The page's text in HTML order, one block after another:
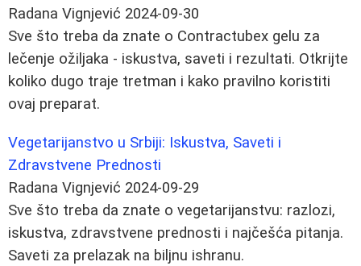
Radana Vignjević 2024-09-30
Sve što treba da znate o Contractubex gelu za
lečenje ožiljaka - iskustva, saveti i rezultati. Otkrijte
koliko dugo traje tretman i kako pravilno koristiti
ovaj preparat.
Vegetarijanstvo u Srbiji: Iskustva, Saveti i
Zdravstvene Prednosti
Radana Vignjević 2024-09-29
Sve što treba da znate o vegetarijanstvu: razlozi,
iskustva, zdravstvene prednosti i najčešća pitanja.
Saveti za prelazak na biljnu ishranu.